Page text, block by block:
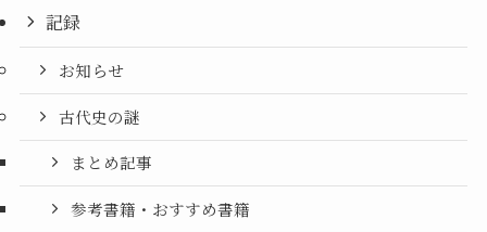
記録
お知らせ
古代史の謎
まとめ記事
参考書籍・おすすめ書籍